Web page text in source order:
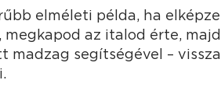
elméleti példa, ha
az italod érte,
madzag segítségével –